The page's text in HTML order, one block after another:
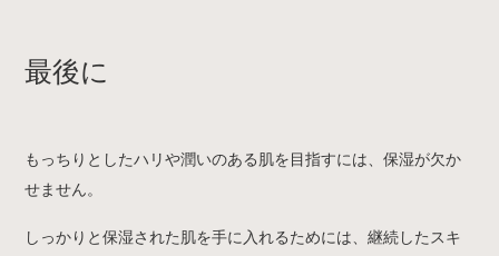
最後に
もっちりとしたハリや潤いのある肌を目指すには、保湿が欠か
せません。
しっかりと保湿された肌を手に入れるためには、継続したスキ